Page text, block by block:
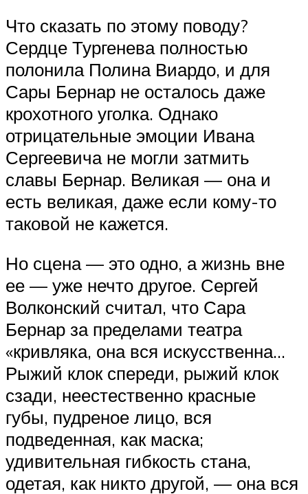
Что сказать по этому поводу?
Сердце Тургенева полностью
полонила Полина Виардо, и для
Сары Бернар не осталось даже
крохотного уголка. Однако
отрицательные эмоции Ивана
Сергеевича не могли затмить
славы Бернар. Великая — она и
есть великая, даже если кому-то
таковой не кажется.
Но сцена — это одно, а жизнь вне
ее — уже нечто другое. Сергей
Волконский считал, что Сара
Бернар за пределами театра
«кривляка, она вся искусственна…
Рыжий клок спереди, рыжий клок
сзади, неестественно красные
губы, пудреное лицо, вся
подведенная, как маска;
удивительная гибкость стана,
одетая, как никто другой, — она вся